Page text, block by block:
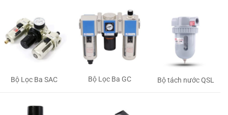
Bộ Lọc Ba SAC Bộ Lọc Ba GC Bộ tách nước QSL